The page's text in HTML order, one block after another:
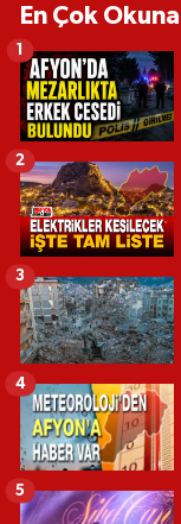
En Çok
1
2
3
4
5